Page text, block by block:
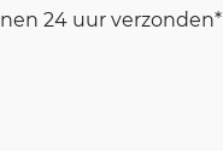
24 uur verzonden* |